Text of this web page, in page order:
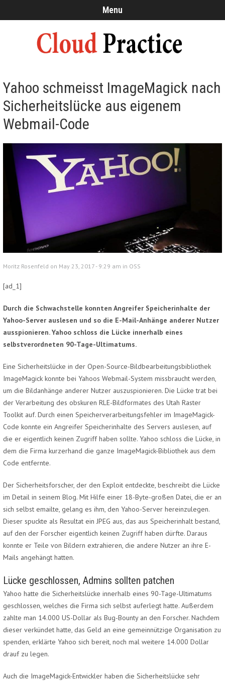
Menu
Yahoo schmeisst ImageMagick nach
Sicherheitslücke aus eigenem
Webmail-Code
Moritz Rosenfeld on May 23, 2017 - 9:29 am in OSS
[ad_1]
Durch die Schwachstelle konnten Angreifer Speicherinhalte der
Yahoo-Server auslesen und so die E-Mail-Anhänge anderer Nutzer
ausspionieren. Yahoo schloss die Lücke innerhalb eines
selbstverordneten 90-Tage-Ultimatums.
Eine Sicherheitslücke in der Open-Source-Bildbearbeitungsbibliothek
ImageMagick konnte bei Yahoos Webmail-System missbraucht werden,
um die Bildanhänge anderer Nutzer auszuspionieren. Die Lücke trat bei
der Verarbeitung des obskuren RLE-Bildformates des Utah Raster
Toolkit auf. Durch einen Speicherverarbeitungsfehler im ImageMagick-
Code konnte ein Angreifer Speicherinhalte des Servers auslesen, auf
die er eigentlich keinen Zugriff haben sollte. Yahoo schloss die Lücke, in
dem die Firma kurzerhand die ganze ImageMagick-Bibliothek aus dem
Code entfernte.
Der Sicherheitsforscher, der den Exploit entdeckte, beschreibt die Lücke
im Detail in seinem Blog. Mit Hilfe einer 18-Byte-großen Datei, die er an
sich selbst emailte, gelang es ihm, den Yahoo-Server hereinzulegen.
Dieser spuckte als Resultat ein JPEG aus, das aus Speicherinhalt bestand,
auf den der Forscher eigentlich keinen Zugriff haben dürfte. Daraus
konnte er Teile von Bildern extrahieren, die andere Nutzer an ihre E-
Mails angehängt hatten.
Lücke geschlossen, Admins sollten patchen
Yahoo hatte die Sicherheitslücke innerhalb eines 90-Tage-Ultimatums
geschlossen, welches die Firma sich selbst auferlegt hatte. Außerdem
zahlte man 14.000 US-Dollar als Bug-Bounty an den Forscher. Nachdem
dieser verkündet hatte, das Geld an eine gemeinnützige Organisation zu
spenden, erklärte Yahoo sich bereit, noch mal weitere 14.000 Dollar
drauf zu legen.
Auch die ImageMagick-Entwickler haben die Sicherheitslücke sehr